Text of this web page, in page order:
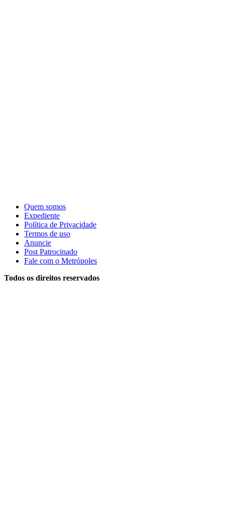
Quem somos
Expediente
Política de Privacidade
Termos de uso
Anuncie
Post Patrocinado
Fale com o Metrópoles
Todos os direitos reservados